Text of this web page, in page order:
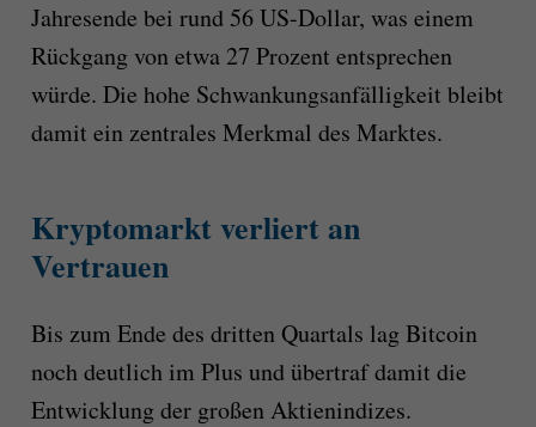
Jahresende bei rund 56 US-Dollar, was einem
Rückgang von etwa 27 Prozent entsprechen
würde. Die hohe Schwankungsanfälligkeit bleibt
damit ein zentrales Merkmal des Marktes.
Kryptomarkt verliert an
Vertrauen
Bis zum Ende des dritten Quartals lag Bitcoin
noch deutlich im Plus und übertraf damit die
Entwicklung der großen Aktienindizes.